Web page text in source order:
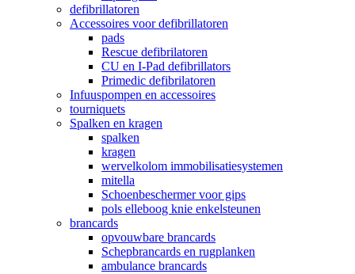
defibrillatoren
Accessoires voor defibrillatoren
pads
Rescue defibrilatoren
CU en I-Pad defibrillators
Primedic defibrilatoren
Infuuspompen en accessoires
tourniquets
Spalken en kragen
spalken
kragen
wervelkolom immobilisatiesystemen
mitella
Schoenbeschermer voor gips
pols elleboog knie enkelsteunen
brancards
opvouwbare brancards
Schepbrancards en rugplanken
ambulance brancards